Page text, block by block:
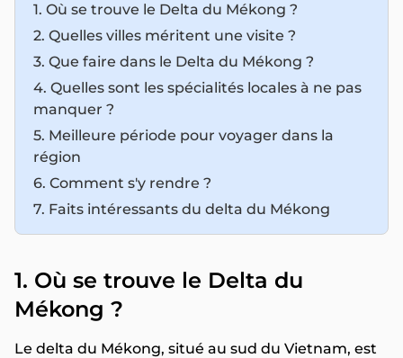
1. Où se trouve le Delta du Mékong ?
2. Quelles villes méritent une visite ?
3. Que faire dans le Delta du Mékong ?
4. Quelles sont les spécialités locales à ne pas
manquer ?
5. Meilleure période pour voyager dans la
région
6. Comment s'y rendre ?
7. Faits intéressants du delta du Mékong
1. Où se trouve le Delta du
Mékong ?
Le delta du Mékong, situé au sud du Vietnam, est